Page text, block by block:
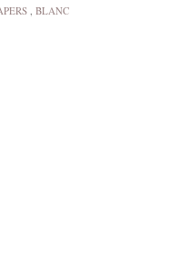
, BLANC